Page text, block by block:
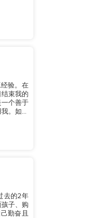
验。在
束我的
个善于
。如果
子、购
勤奋且